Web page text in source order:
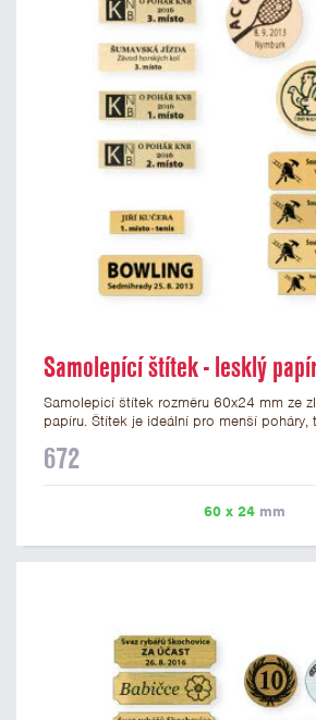
Samolepící štítek - lesklý
Samolepicí štítek rozměru 60x24 mm ze
papíru. Štítek je ideální pro menší poháry,
libovolné logo nebo text. Potisk štítku je
výrobu štítku je možné přiložit v prvním
672
60 x 24mm